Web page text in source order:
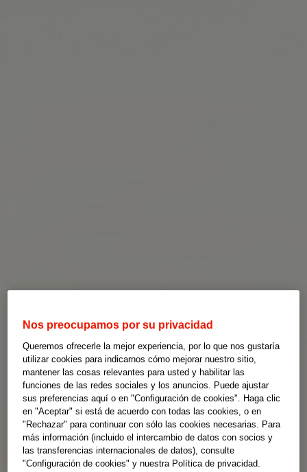
Nos preocupamos por su privacidad
Queremos ofrecerle la mejor experiencia, por lo que nos gustaría
utilizar cookies para indicarnos cómo mejorar nuestro sitio,
mantener las cosas relevantes para usted y habilitar las
funciones de las redes sociales y los anuncios. Puede ajustar
sus preferencias aquí o en "Configuración de cookies". Haga clic
en "Aceptar" si está de acuerdo con todas las cookies, o en
"Rechazar" para continuar con sólo las cookies necesarias. Para
más información (incluido el intercambio de datos con socios y
las transferencias internacionales de datos), consulte
"Configuración de cookies" y nuestra Política de privacidad.